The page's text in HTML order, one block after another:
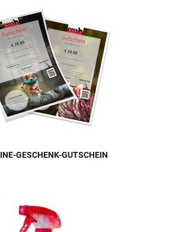
GESCHENK-GUTSCHEIN